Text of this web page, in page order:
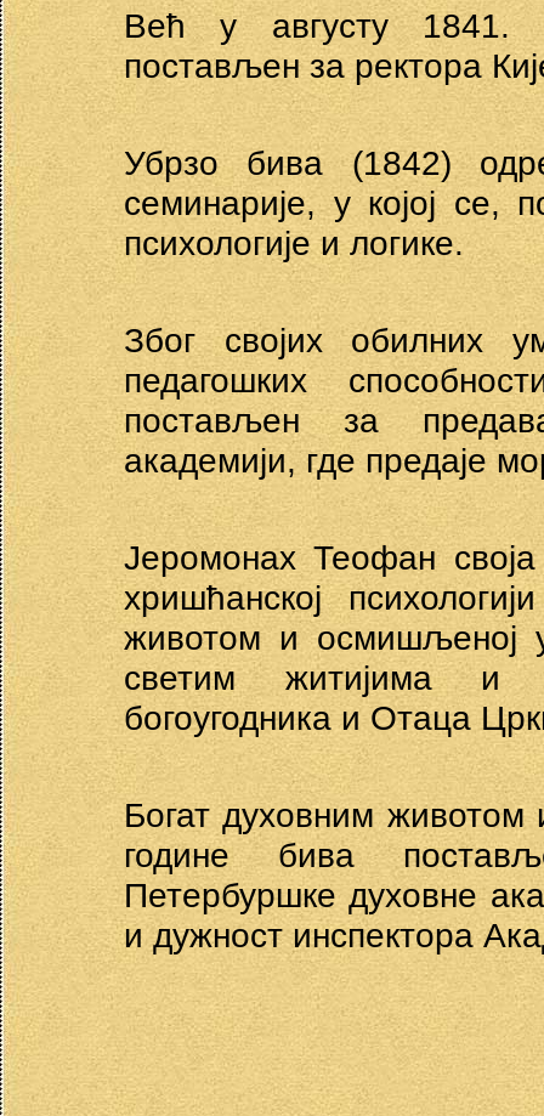
Већ у августу 1841.
постављен за ректора
Убрзо бива (1842)
семинарије, у којој се,
психологије и логике.
Због својих обилних
педагошких
постављен за
академији, где предаје
Јеромонах Теофан
хришћанској
животом и осмишљеној
светим житијима и
богоугодника и Отаца
Богат духовним
године бива
Петербуршке духовне
и дужност инспектора